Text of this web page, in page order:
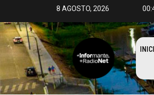
8 AGOSTO, 2026